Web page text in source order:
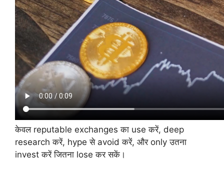
केवल reputable exchanges का use करें, deep
research करें, hype से avoid करें, और only उतना
invest करें जितना lose कर सकें।